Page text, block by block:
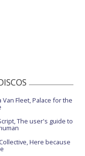
Van Fleet, Palace for the
The user's guide to
Here because